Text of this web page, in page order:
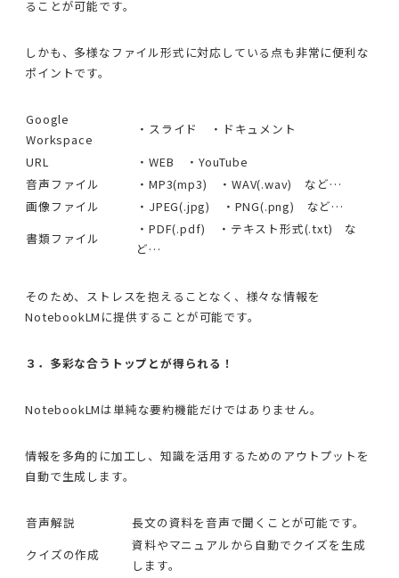
ることが可能です。
しかも、多様なファイル形式に対応している点も非常に便利な
ポイントです。
Google
Workspace
・スライド ・ドキュメント
URL
・WEB ・YouTube
音声ファイル
・MP3(mp3) ・WAV(.wav) など…
画像ファイル
・JPEG(.jpg) ・PNG(.png) など…
書類ファイル
・PDF(.pdf) ・テキスト形式(.txt) な
ど…
そのため、ストレスを抱えることなく、様々な情報を
NotebookLMに提供することが可能です。
３．多彩な合うトップとが得られる！
NotebookLMは単純な要約機能だけではありません。
情報を多角的に加工し、知識を活用するためのアウトプットを
自動で生成します。
音声解説
長文の資料を音声で聞くことが可能です。
クイズの作成
資料やマニュアルから自動でクイズを生成
します。